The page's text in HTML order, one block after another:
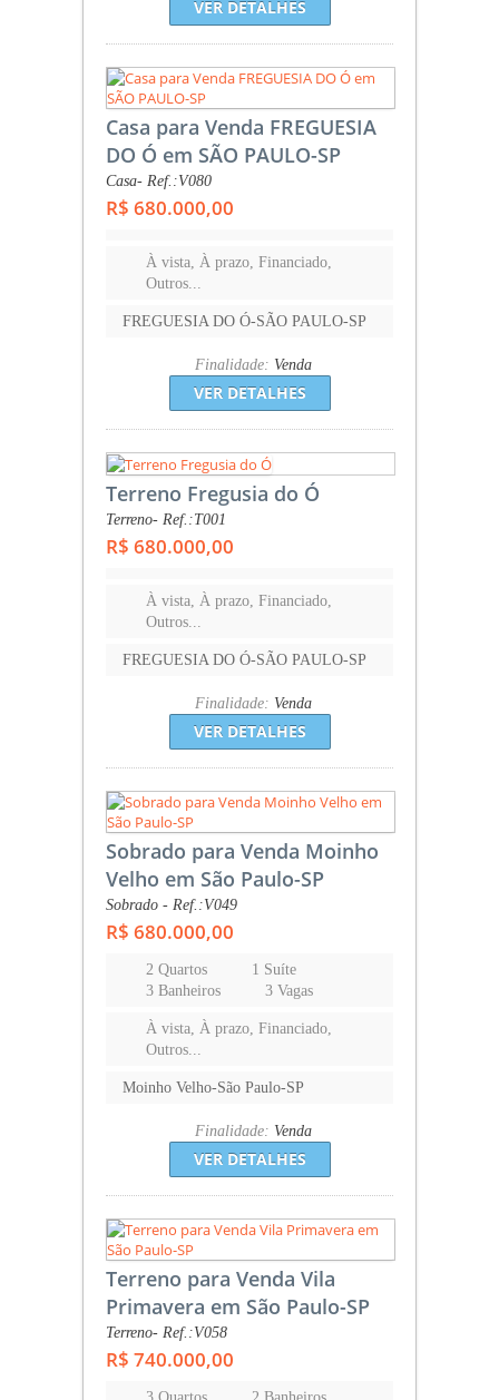
VER DETALHES
Casa para Venda FREGUESIA
DO Ó em SÃO PAULO-SP
Casa- Ref.:V080
R$ 680.000,00
À vista, À prazo, Financiado,
Outros...
FREGUESIA DO Ó-SÃO PAULO-SP
Finalidade: Venda
VER DETALHES
Terreno Fregusia do Ó
Terreno- Ref.:T001
R$ 680.000,00
À vista, À prazo, Financiado,
Outros...
FREGUESIA DO Ó-SÃO PAULO-SP
Finalidade: Venda
VER DETALHES
Sobrado para Venda Moinho
Velho em São Paulo-SP
Sobrado - Ref.:V049
R$ 680.000,00
2 Quartos
1 Suíte
3 Banheiros
3 Vagas
À vista, À prazo, Financiado,
Outros...
Moinho Velho-São Paulo-SP
Finalidade: Venda
VER DETALHES
Terreno para Venda Vila
Primavera em São Paulo-SP
Terreno- Ref.:V058
R$ 740.000,00